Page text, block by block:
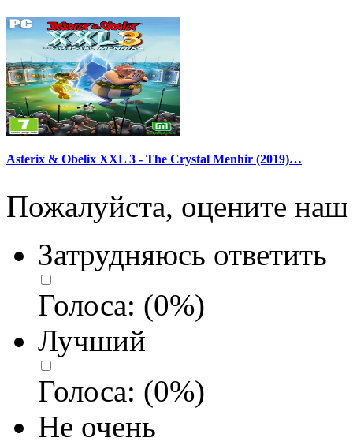
Asterix & Obelix XXL 3 - The Crystal Menhir (2019)…
Пожалуйста, оцените наш
Затрудняюсь ответить
Голоса: (0%)
Лучший
Голоса: (0%)
Не очень